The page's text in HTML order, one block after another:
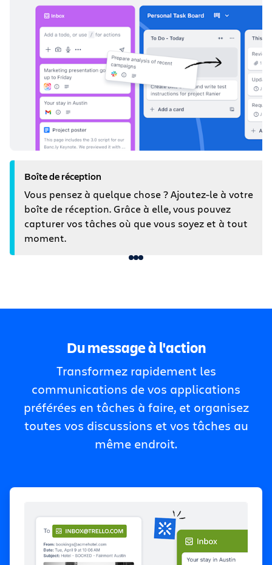
Boîte de réception
Vous pensez à quelque chose ? Ajoutez-le à votre
boîte de réception. Grâce à elle, vous pouvez
capturer vos tâches où que vous soyez et à tout
moment.
Du message à l'action
Transformez rapidement les
communications de vos applications
préférées en tâches à faire, et organisez
toutes vos discussions et vos tâches au
même endroit.